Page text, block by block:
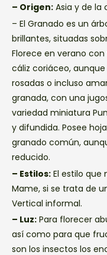
– Origen: Asia y de la
– El Granado es un
brillantes, situadas
Florece en verano
cáliz coriáceo,
rosadas o incluso
granada, con una
variedad miniatura
y difundida. Posee
granado común,
reducido.
– Estilos: El estilo que
Mame, si se trata de
Vertical informal.
– Luz: Para florecer
así como para que
son los insectos los